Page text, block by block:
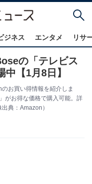
ジネス エンタメ リサ
の「テレビス
【1月8日】
お買い得情報を紹介しま
がお得な価格で購入可能。詳
典：Amazon）